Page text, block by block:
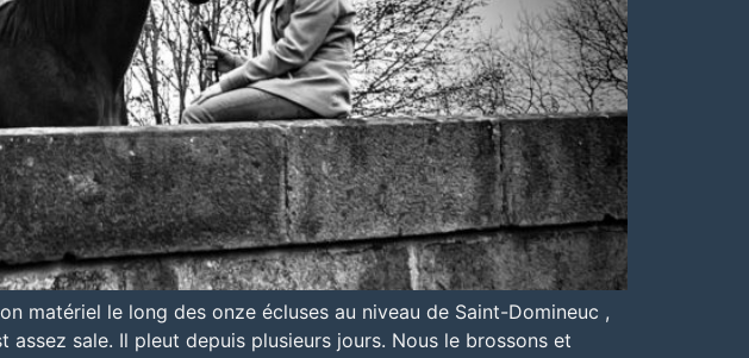
matériel le long des onze écluses au niveau de Saint-Domineuc ,
sale. Il pleut depuis plusieurs jours. Nous le brossons et